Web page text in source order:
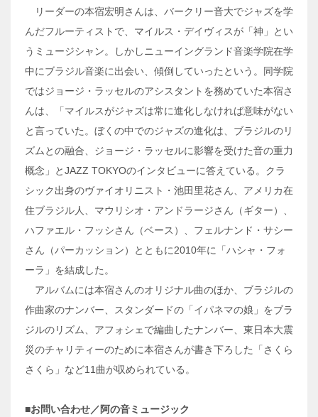
リーダーの本宿宏明さんは、バークリー音大でジャズを学
んだフルーティストで、マイルス・デイヴィスが「神」とい
うミュージシャン。しかしニューイングランド音楽学院在学
中にブラジル音楽に出会い、傾倒していったという。同学院
ではジョージ・ラッセルのアシスタントを務めていた本宿さ
んは、「マイルスがジャズは常に進化しなければ意味がない
と言っていた。ぼくの中でのジャズの進化は、ブラジルのリ
ズムとの融合、ジョージ・ラッセルに影響を受けた音の重力
概念」とJAZZ TOKYOのインタビューに答えている。クラ
シック出身のヴァイオリニスト・池田里花さん、アメリカ在
住ブラジル人、マウリシオ・アンドラージさん（ギター）、
ハファエル・フッシさん（ベース）、フェルナンド・サシー
さん（パーカッション）とともに2010年に「ハシャ・フォ
ーラ」を結成した。
アルバムには本宿さんのオリジナル曲のほか、ブラジルの
作曲家のナンバー、スタンダードの「イパネマの娘」をブラ
ジルのリズム、アフォシェで編曲したナンバー、東日本大震
災のチャリティーのために本宿さんが書き下ろした「さくら
さくら」など11曲が収められている。
■お問い合わせ／阿の音ミュージック